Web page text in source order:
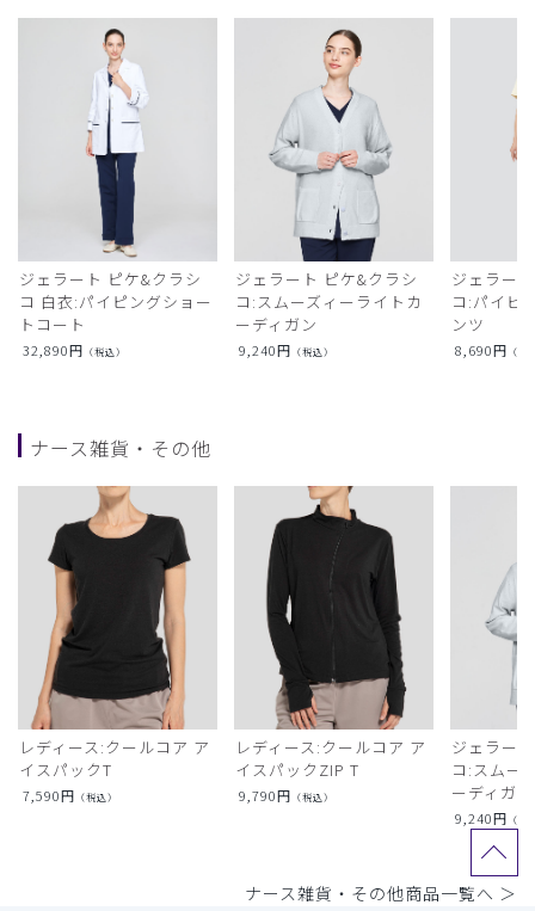
ジェラート ピケ&クラシ
コ 白衣:パイピングショー
トコート
32,890円 （税込）
ジェラート ピケ&クラシ
コ:スムーズィーライトカ
ーディガン
9,240円 （税込）
ジェラー
コ:パイピ
ンツ
8,690円 （税
ナース雑貨・その他
レディース:クールコア ア
イスパックT
7,590円 （税込）
レディース:クールコア ア
イスパックZIP T
9,790円 （税込）
ジェラー
コ:スムー
ーディガン
9,240円 （税
ナース雑貨・その他商品一覧へ ＞